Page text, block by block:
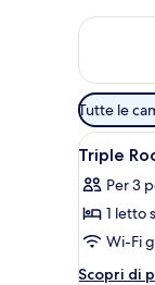
Verifica
Filtri
per
camere
Tutte le
Apri
tutte
le
foto
per
Triple
4
Triple
Per 3
1 letto
Wi-Fi
Scopri di
Altri